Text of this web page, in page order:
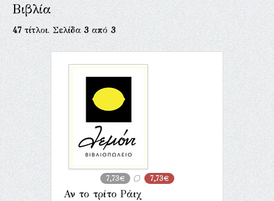
Βιβλία
47τίτλοι. Σελίδα3από3
7,73€ 7,73€
Αν το τρίτο Ράιχ